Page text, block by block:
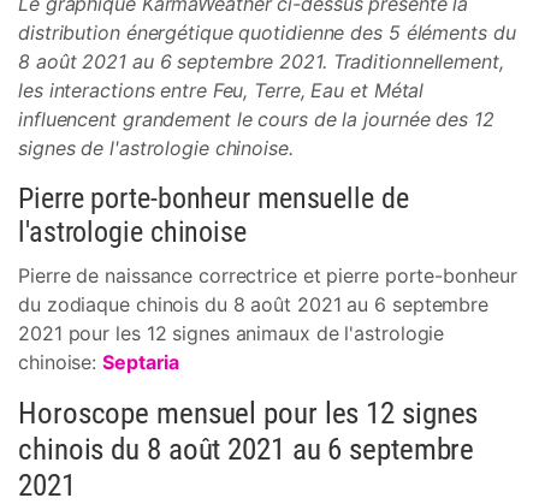
distribution énergétique quotidienne des 5 éléments du
8 août 2021 au 6 septembre 2021. Traditionnellement,
les interactions entre Feu, Terre, Eau et Métal
influencent grandement le cours de la journée des 12
signes de l'astrologie chinoise.
Pierre porte-bonheur mensuelle de
l'astrologie chinoise
Pierre de naissance correctrice et pierre porte-bonheur
du zodiaque chinois du 8 août 2021 au 6 septembre
2021 pour les 12 signes animaux de l'astrologie
chinoise:Septaria
Horoscope mensuel pour les 12 signes
chinois du 8 août 2021 au 6 septembre
2021